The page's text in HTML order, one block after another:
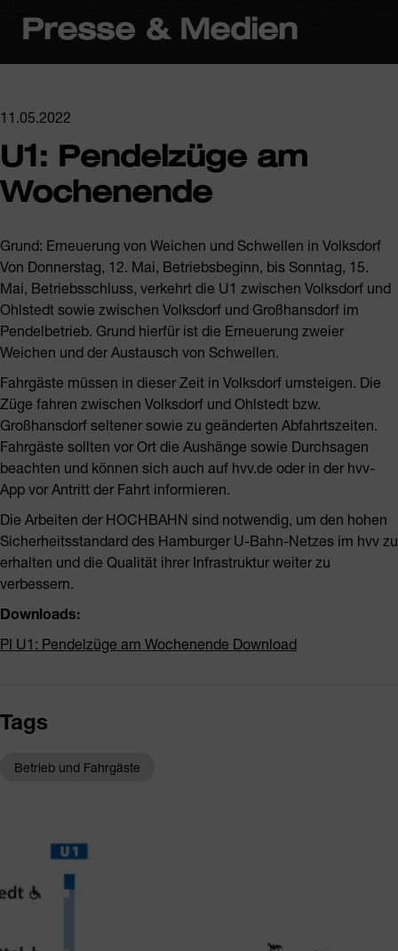
Presse & Medien
11.05.2022
U1: Pendelzüge am
Wochenende
Grund: Erneuerung von Weichen und Schwellen in Volksdorf
Von Donnerstag, 12. Mai, Betriebsbeginn, bis Sonntag, 15.
Mai, Betriebsschluss, verkehrt die U1 zwischen Volksdorf und
Ohlstedt sowie zwischen Volksdorf und Großhansdorf im
Pendelbetrieb. Grund hierfür ist die Erneuerung zweier
Weichen und der Austausch von Schwellen.
Fahrgäste müssen in dieser Zeit in Volksdorf umsteigen. Die
Züge fahren zwischen Volksdorf und Ohlstedt bzw.
Großhansdorf seltener sowie zu geänderten Abfahrtszeiten.
Fahrgäste sollten vor Ort die Aushänge sowie Durchsagen
beachten und können sich auch auf hvv.de oder in der hvv-
App vor Antritt der Fahrt informieren.
Die Arbeiten der HOCHBAHN sind notwendig, um den hohen
Sicherheitsstandard des Hamburger U-Bahn-Netzes im hvv zu
erhalten und die Qualität ihrer Infrastruktur weiter zu
verbessern.
Downloads:
PI U1: Pendelzüge am Wochenende Download
Tags
Betrieb und Fahrgäste